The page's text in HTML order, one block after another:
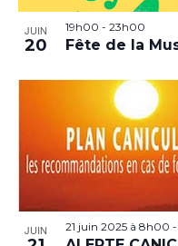
JUIN
20
19h00 - 23h00
Fête de la
JUIN 21 juin 2025 à 8h00 -